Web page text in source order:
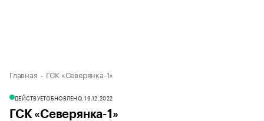
Главная ГСК «Северянка-1»
ДЕЙСТВУЕТОБНОВЛЕНО, 19.12.2022
ГСК «Северянка-1»